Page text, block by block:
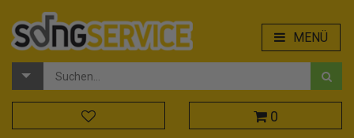
MENÜ
0